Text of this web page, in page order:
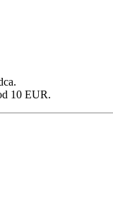
10 EUR.